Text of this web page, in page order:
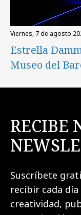
viernes, 7 de agosto
Estrella
Museo del
RECIBE
Suscríbete
recibir cada
creatividad,